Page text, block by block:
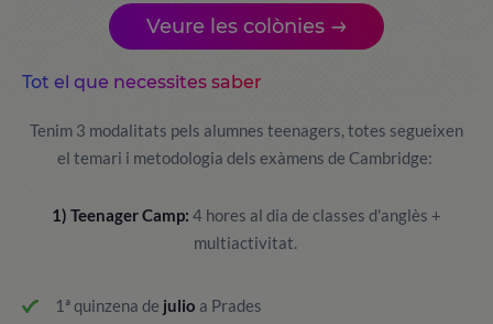
Veure les colònies
Tot el que necessites saber
Tenim 3 modalitats pels alumnes teenagers, totes segueixen
el temari i metodologia dels exàmens de Cambridge:
1) Teenager Camp: 4 hores al dia de classes d'anglès +
multiactivitat.
1ª quinzena de julio a Prades